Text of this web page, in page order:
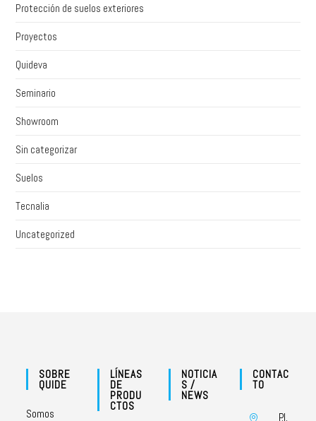
Protección de suelos exteriores
Proyectos
Quideva
Seminario
Showroom
Sin categorizar
Suelos
Tecnalia
Uncategorized
SOBRE
QUIDE
Somos
LÍNEAS
DE
PRODU
CTOS
NOTICIA
S /
NEWS
CONTAC
TO
P.I.